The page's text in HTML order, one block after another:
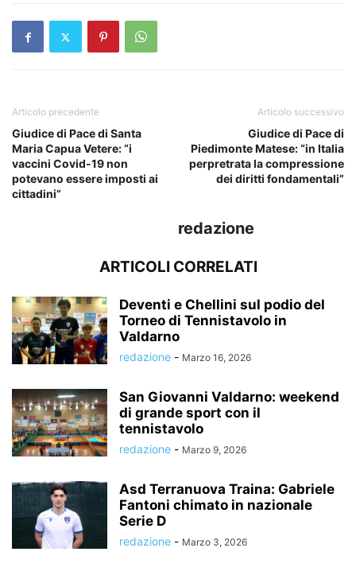
Articolo precedente
Giudice di Pace di Santa
Maria Capua Vetere: “i
vaccini Covid-19 non
potevano essere imposti ai
cittadini”
Articolo successivo
Giudice di Pace di
Piedimonte Matese: “in Italia
perpretrata la compressione
dei diritti fondamentali”
redazione
ARTICOLI CORRELATI
Deventi e Chellini sul podio del
Torneo di Tennistavolo in
Valdarno
redazione - Marzo 16, 2026
San Giovanni Valdarno: weekend
di grande sport con il
tennistavolo
redazione - Marzo 9, 2026
Asd Terranuova Traina: Gabriele
Fantoni chimato in nazionale
Serie D
redazione - Marzo 3, 2026